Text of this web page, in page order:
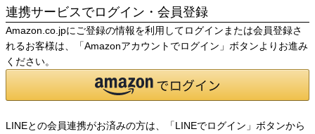
連携サービスでログイン・会員登録
Amazon.co.jpにご登録の情報を利用してログインまたは会員登録さ
れるお客様は、「Amazonアカウントでログイン」ボタンよりお進み
ください。
LINEとの会員連携がお済みの方は、「LINEでログイン」ボタンから